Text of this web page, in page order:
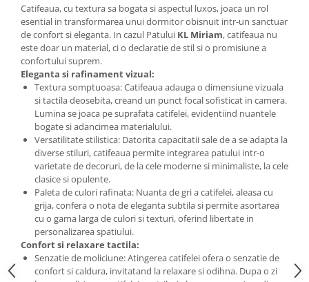
Mese gradinita
Scaune gradinita
Set mese si scaune gradinita
Mobilier copii
Mobila camera copii
Scaune birou pentru copii
Saltele patuturi copii
Paturi copii
Masa si scaune gradinita
Seturi comode living si dormitor
Catifeaua, cu textura sa bogata si aspectul luxos, joaca un rol
esential in transformarea unui dormitor obisnuit intr-un sanctuar
de confort si eleganta. In cazul Patului KL Miriam, catifeaua nu
este doar un material, ci o declaratie de stil si o promisiune a
confortului suprem.
Eleganta si rafinament vizual:
Textura somptuoasa: Catifeaua adauga o dimensiune vizuala
si tactila deosebita, creand un punct focal sofisticat in camera.
Lumina se joaca pe suprafata catifelei, evidentiind nuantele
bogate si adancimea materialului.
Versatilitate stilistica: Datorita capacitatii sale de a se adapta la
diverse stiluri, catifeaua permite integrarea patului intr-o
varietate de decoruri, de la cele moderne si minimaliste, la cele
clasice si opulente.
Paleta de culori rafinata: Nuanta de gri a catifelei, aleasa cu
grija, confera o nota de eleganta subtila si permite asortarea
cu o gama larga de culori si texturi, oferind libertate in
personalizarea spatiului.
Confort si relaxare tactila:
Senzatie de moliciune: Atingerea catifelei ofera o senzatie de
confort si caldura, invitatand la relaxare si odihna. Dupa o zi